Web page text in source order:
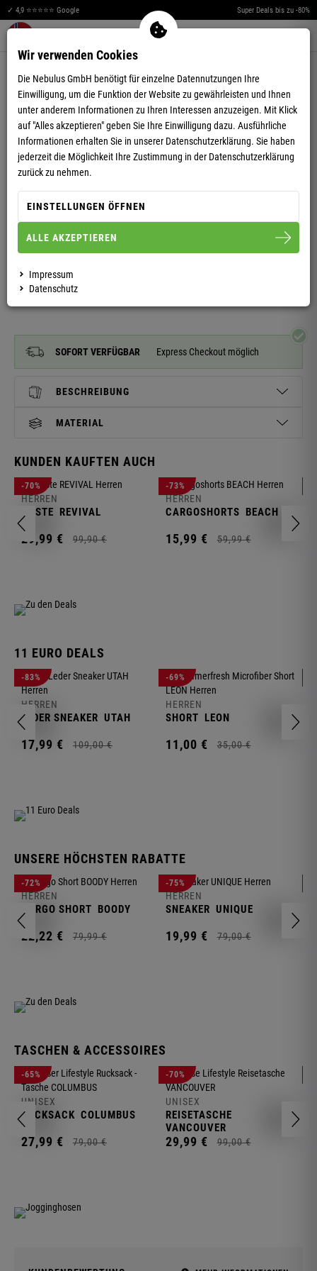
✓ 4,9 ⭐⭐⭐⭐⭐ Google Super Deals bis zu -80%
Warenkorb aufklappen
SOFTSHELLJACKE EVENT HERREN
SOFORT VERFÜGBAR Express Checkout möglich
BESCHREIBUNG
MATERIAL
KUNDEN KAUFTEN AUCH
-70%
HERREN
WESTE REVIVAL
29,99 € 99,90 €
-73%
HERREN
CARGOSHORTS BEACH
15,99 € 59,99 €
11 EURO DEALS
-83%
HERREN
LEDER SNEAKER UTAH
17,99 € 109,00 €
-69%
HERREN
SHORT LEON
11,00 € 35,00 €
UNSERE HÖCHSTEN RABATTE
-72%
HERREN
CARGO SHORT BOODY
22,22 € 79,99 €
-75%
HERREN
SNEAKER UNIQUE
19,99 € 79,00 €
TASCHEN & ACCESSOIRES
-65%
UNISEX
RUCKSACK COLUMBUS
27,99 € 79,00 €
-70%
UNISEX
REISETASCHE
VANCOUVER
29,99 € 99,00 €
Wir verwenden Cookies
Die Nebulus GmbH benötigt für einzelne Datennutzungen Ihre
Einwilligung, um die Funktion der Website zu gewährleisten und Ihnen
unter anderem Informationen zu Ihren Interessen anzuzeigen. Mit Klick
auf "Alles akzeptieren" geben Sie Ihre Einwilligung dazu. Ausführliche
Informationen erhalten Sie in unserer Datenschutzerklärung. Sie haben
jederzeit die Möglichkeit Ihre Zustimmung in der Datenschutzerklärung
zurück zu nehmen.
EINSTELLUNGEN ÖFFNEN
ALLE AKZEPTIEREN
Impressum
Datenschutz